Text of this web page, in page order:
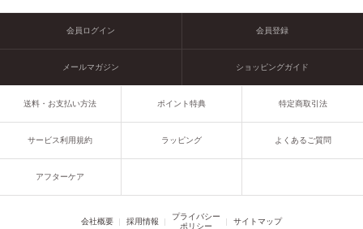
会員ログイン 会員登録
メールマガジン ショッピングガイド
送料・お支払い方法 ポイント特典 特定商取引法
サービス利用規約 ラッピング よくあるご質問
アフターケア
会社概要 採用情報
プライバシー
ポリシー
サイトマップ